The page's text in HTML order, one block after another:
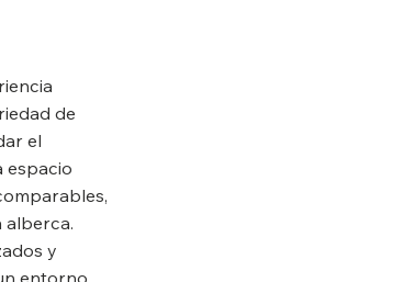
de
el
espacio
alberca.
y